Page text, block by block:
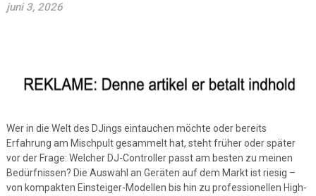
juni 3, 2026
Wer in die Welt des DJings eintauchen möchte oder bereits
Erfahrung am Mischpult gesammelt hat, steht früher oder später
vor der Frage: Welcher DJ-Controller passt am besten zu meinen
Bedürfnissen? Die Auswahl an Geräten auf dem Markt ist riesig –
von kompakten Einsteiger-Modellen bis hin zu professionellen High-